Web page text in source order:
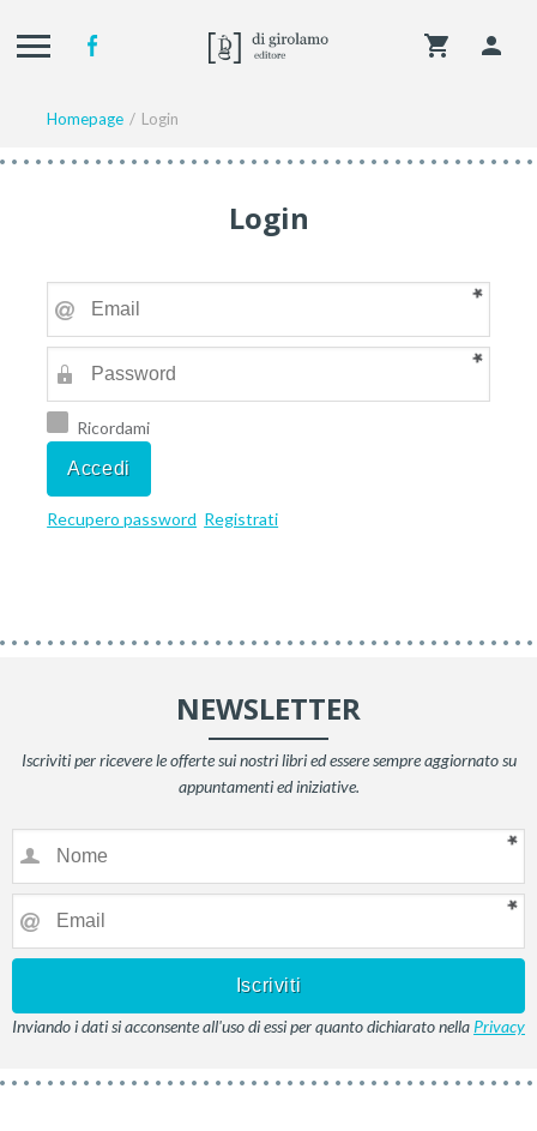
Homepage Login
Login
Ricordami
Recupero password Registrati
NEWSLETTER
Iscriviti per ricevere le offerte sui nostri libri ed essere sempre aggiornato su
appuntamenti ed iniziative.
Inviando i dati si acconsente all'uso di essi per quanto dichiarato nella Privacy